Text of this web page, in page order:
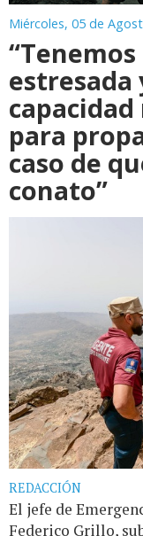
Miércoles, 05 de
estresada
para
caso de
conato”
REDACCIÓN
El jefe de
Federico Grillo,